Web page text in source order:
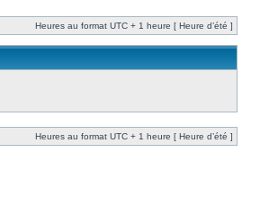
Heures au format UTC + 1 heure [ Heure d’été ]
Heures au format UTC + 1 heure [ Heure d’été ]